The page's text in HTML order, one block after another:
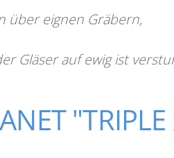
über eignen Gräbern,
Gläser auf ewig ist